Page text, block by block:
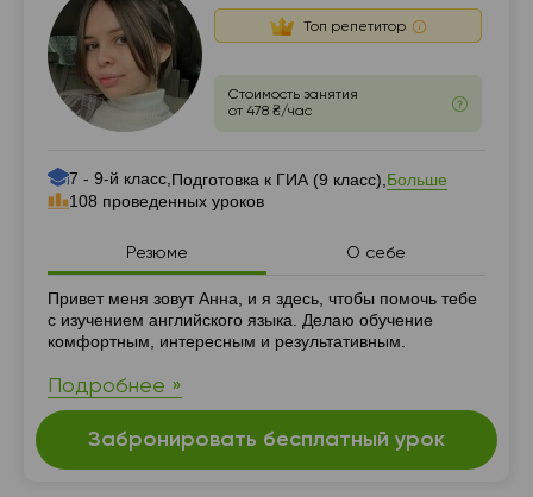
Топ репетитор
Стоимость занятия
от 478 ₴/час
7 - 9-й класс, Подготовка к ГИА (9 класс), Больше
108 проведенных уроков
Резюме О себе
Резюме
Привет меня зовут Анна, и я здесь, чтобы помочь тебе
с изучением английского языка. Делаю обучение
комфортным, интересным и результативным.
Подробнее »
Забронировать бесплатный урок